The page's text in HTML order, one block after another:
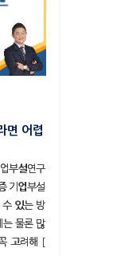
면 어렵
부설연구
기업부설
수 있는 방
물론 많
고려해 [